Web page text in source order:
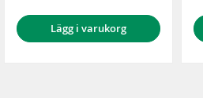
Lägg i varukorg